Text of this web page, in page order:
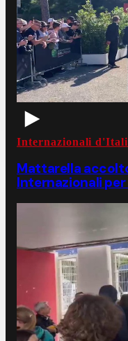
Internazionali
Mattarella
Internazionali per